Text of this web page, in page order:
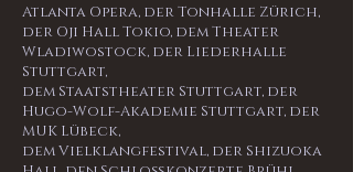
Atlanta Opera, der Tonhalle Zürich,
der Oji Hall Tokio, dem Theater
Wladiwostock, der Liederhalle
Stuttgart,
dem Staatstheater Stuttgart, der
Hugo-Wolf-Akademie Stuttgart, der
MUK Lübeck,
dem Vielklangfestival, der Shizuoka